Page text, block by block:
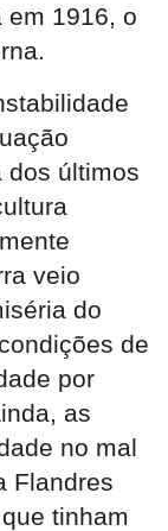
em 1916, o
dos últimos
veio
do
de
por
as
no mal
Flandres
tinham